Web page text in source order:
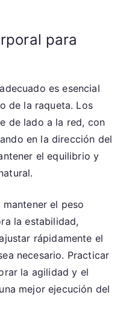
para
es esencial
de la raqueta. Los
de lado a la red, con
en la dirección del
el equilibrio y
el peso
la estabilidad,
rápidamente el
necesario. Practicar
la agilidad y el
mejor ejecución del